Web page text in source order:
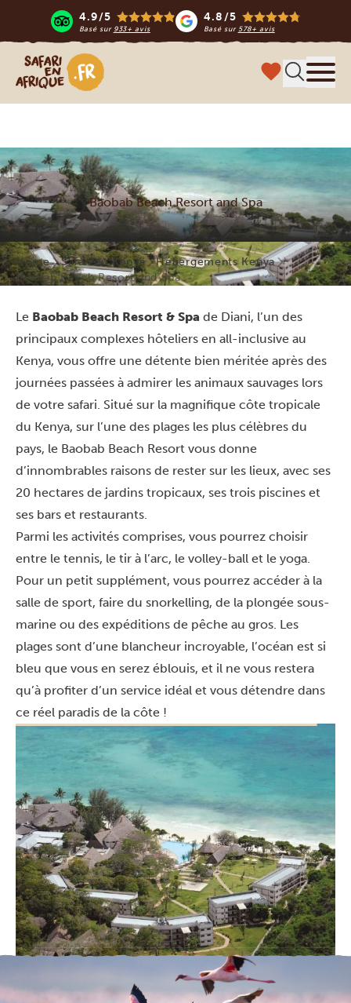
4.9/5
Basé sur 933+ avis
4.8/5
Basé sur 578+ avis
Safari en Afrique
Baobab Beach Resort and Spa
Home Safari au Kenya
Hébergements Kenya
Baobab Beach Resort and Spa
Le Baobab Beach Resort & Spa de Diani, l’un des
principaux complexes hôteliers en all-inclusive au
Kenya, vous offre une détente bien méritée après des
journées passées à admirer les animaux sauvages lors
de votre safari. Situé sur la magnifique côte tropicale
du Kenya, sur l’une des plages les plus célèbres du
pays, le Baobab Beach Resort vous donne
d’innombrables raisons de rester sur les lieux, avec ses
20 hectares de jardins tropicaux, ses trois piscines et
ses bars et restaurants.
Parmi les activités comprises, vous pourrez choisir
entre le tennis, le tir à l’arc, le volley-ball et le yoga.
Pour un petit supplément, vous pourrez accéder à la
salle de sport, faire du snorkelling, de la plongée sous-
marine ou des expéditions de pêche au gros. Les
plages sont d’une blancheur incroyable, l’océan est si
bleu que vous en serez éblouis, et il ne vous restera
qu’à profiter d’un service idéal et vous détendre dans
ce réel paradis de la côte !